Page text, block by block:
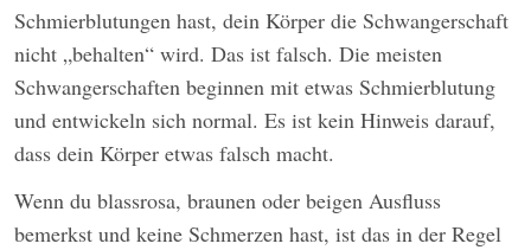
Schmierblutungen hast, dein Körper die Schwangerschaft
nicht „behalten“ wird. Das ist falsch. Die meisten
Schwangerschaften beginnen mit etwas Schmierblutung
und entwickeln sich normal. Es ist kein Hinweis darauf,
dass dein Körper etwas falsch macht.
Wenn du blassrosa, braunen oder beigen Ausfluss
bemerkst und keine Schmerzen hast, ist das in der Regel